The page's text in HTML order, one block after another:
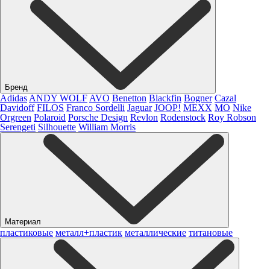
Бренд
Adidas ANDY WOLF AVO Benetton Blackfin Bogner Cazal
Davidoff FILOS Franco Sordelli Jaguar JOOP! MEXX MO Nike
Orgreen Polaroid Porsche Design Revlon Rodenstock Roy Robson
Serengeti Silhouette William Morris
Материал
пластиковые металл+пластик металлические титановые